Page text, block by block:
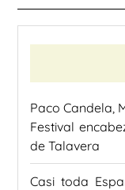
Paco Candela,
Festival
de Talavera
Casi toda